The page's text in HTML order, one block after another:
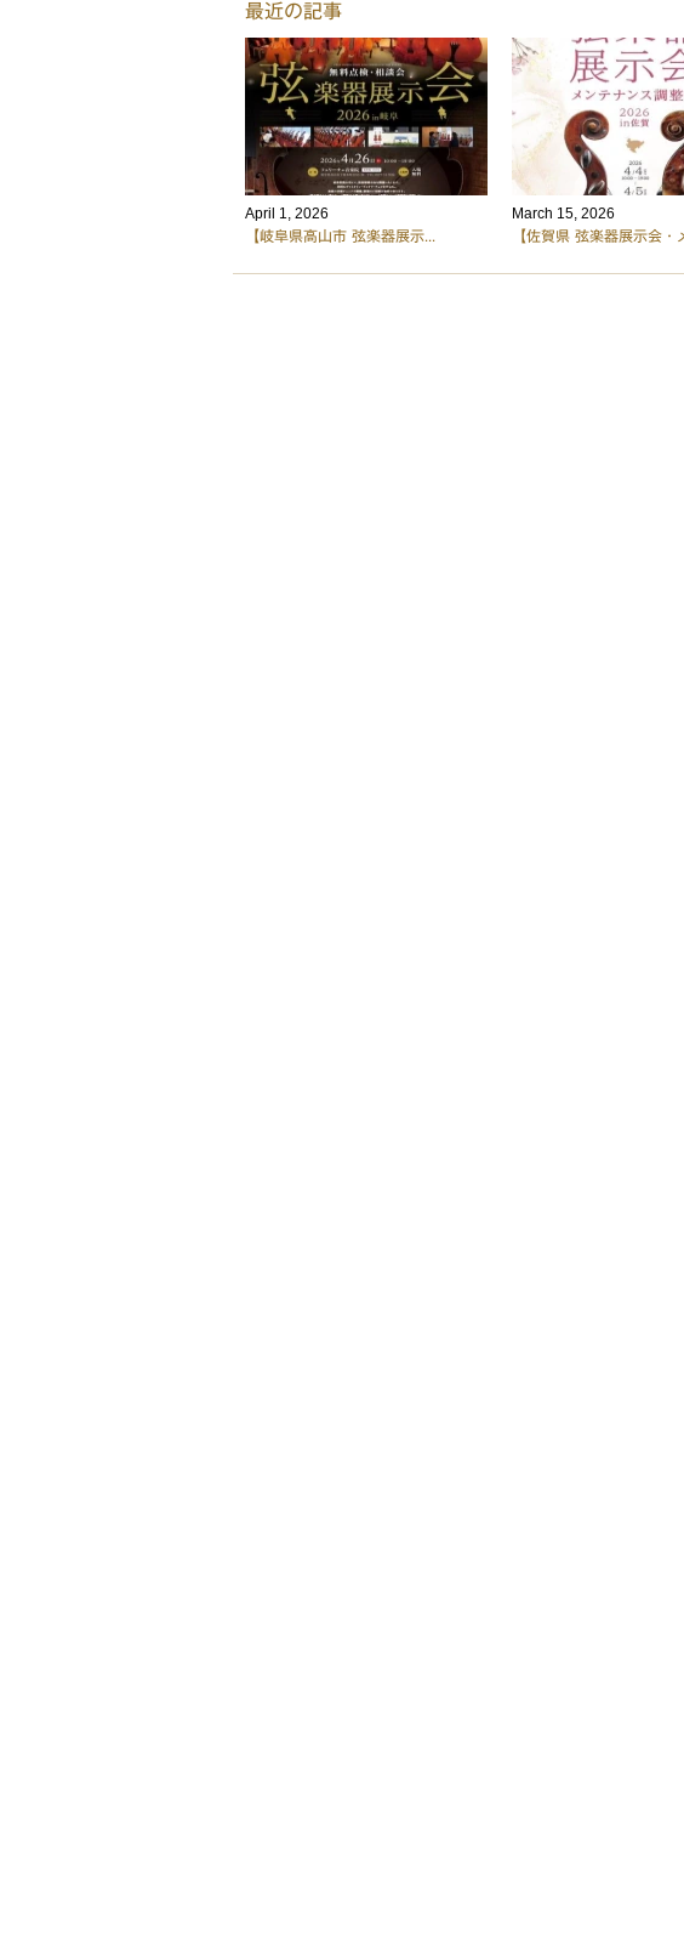
最近の記事
April 1, 2026
【岐阜県高山市 弦楽器展示...
March 15, 2026
【佐賀県 弦楽器展示会・